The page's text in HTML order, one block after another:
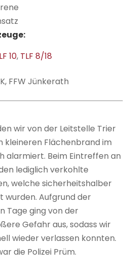
10, TLF 8/18
FFW Jünkerath
wir von der Leitstelle Trier
kleineren Flächenbrand im
alarmiert. Beim Eintreffen an
lediglich verkohlte
welche sicherheitshalber
wurden. Aufgrund der
Tage ging von der
Gefahr aus, sodass wir
wieder verlassen konnten.
die Polizei Prüm.